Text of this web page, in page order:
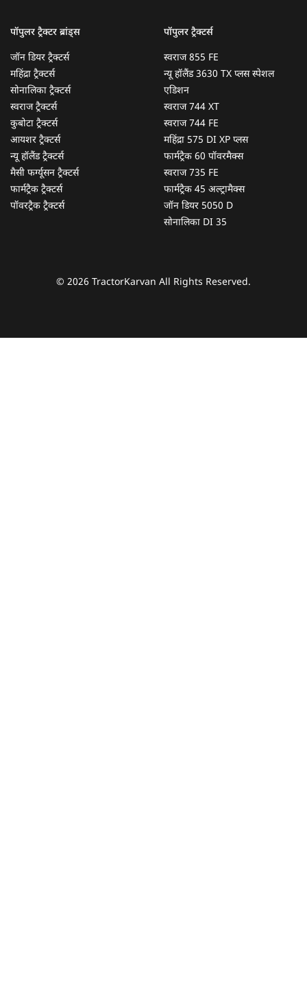
पॉपुलर ट्रैक्टर ब्रांड्स
जॉन डियर ट्रैक्टर्स
महिंद्रा ट्रैक्टर्स
सोनालिका ट्रैक्टर्स
स्वराज ट्रैक्टर्स
कुबोटा ट्रैक्टर्स
आयशर ट्रैक्टर्स
न्यू हॉलैंड ट्रैक्टर्स
मैसी फर्ग्यूसन ट्रैक्टर्स
फार्मट्रैक ट्रैक्टर्स
पॉवरट्रैक ट्रैक्टर्स
पॉपुलर ट्रैक्टर्स
स्वराज 855 FE
न्यू हॉलैंड 3630 TX प्लस स्पेशल
एडिशन
स्वराज 744 XT
स्वराज 744 FE
महिंद्रा 575 DI XP प्लस
फार्मट्रैक 60 पॉवरमैक्स
स्वराज 735 FE
फार्मट्रैक 45 अल्ट्रामैक्स
जॉन डियर 5050 D
सोनालिका DI 35
© 2026 TractorKarvan All Rights Reserved.